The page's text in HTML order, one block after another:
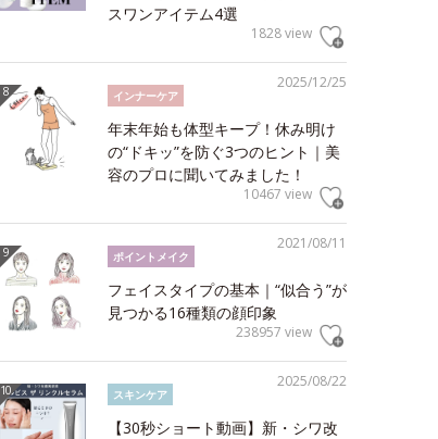
スワンアイテム4選
1828 view
2025/12/25
インナーケア
年末年始も体型キープ！休み明け
の“ドキッ”を防ぐ3つのヒント｜美
容のプロに聞いてみました！
10467 view
2021/08/11
ポイントメイク
フェイスタイプの基本｜“似合う”が
見つかる16種類の顔印象
238957 view
2025/08/22
スキンケア
【30秒ショート動画】新・シワ改